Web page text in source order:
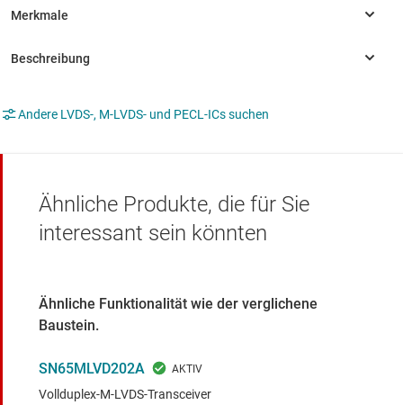
Andere LVDS-, M-LVDS- und PECL-ICs suchen
Ähnliche Produkte, die für Sie
interessant sein könnten
Ähnliche Funktionalität wie der verglichene
Baustein.
SN65MLVD202A
Vollduplex-M-LVDS-Transceiver